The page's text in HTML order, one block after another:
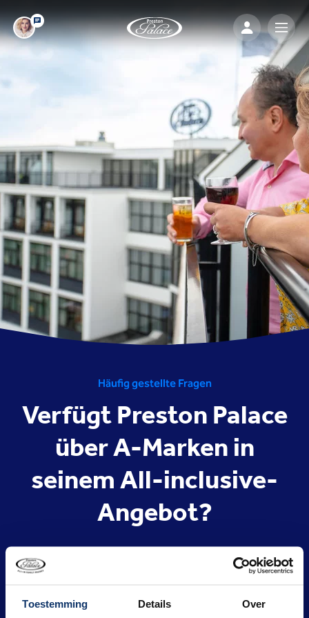
Toestemming Details Over
Häufig gestellte Fragen
Verfügt Preston Palace
über A-Marken in
seinem All-inclusive-
Angebot?
Qualität steht bei Preston Palace an erster Stelle. Wir
arbeiten nur mit A-Marken, um Ihnen die beste Qualität